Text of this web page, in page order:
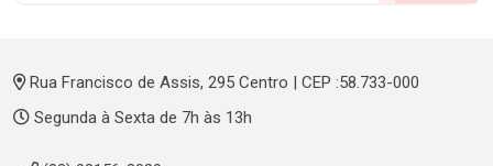
Rua Francisco de Assis, 295 Centro | CEP :58.733-000
Segunda à Sexta de 7h às 13h